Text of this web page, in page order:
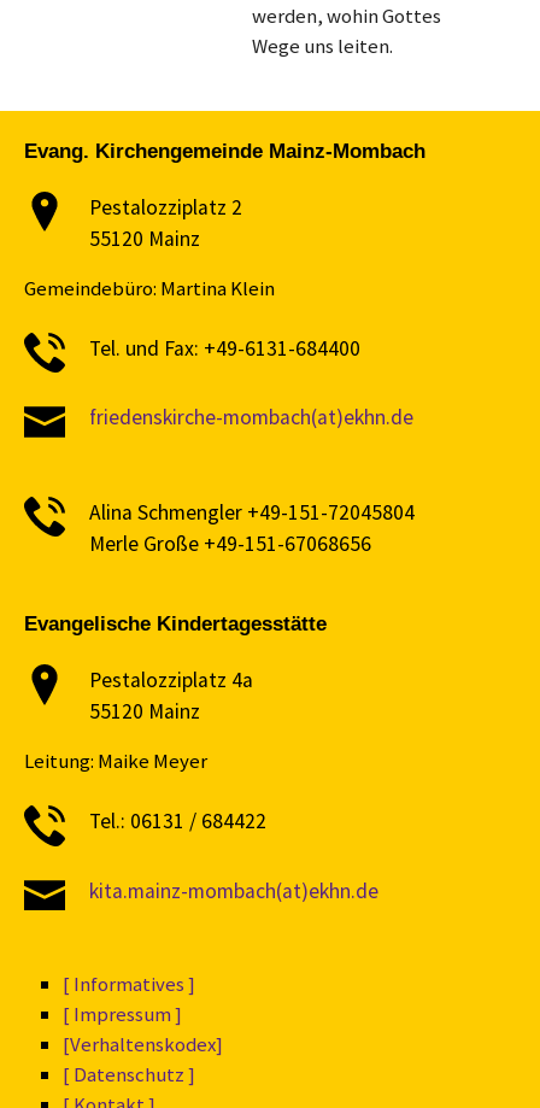
werden, wohin Gottes
Wege uns leiten.
Evang. Kirchengemeinde Mainz-Mombach
Pestalozziplatz 2
55120 Mainz
Gemeindebüro: Martina Klein
Tel. und Fax: +49-6131-684400
friedenskirche-mombach(at)ekhn.de
Alina Schmengler +49-151-72045804
Merle Große +49-151-67068656
Evangelische Kindertagesstätte
Pestalozziplatz 4a
55120 Mainz
Leitung: Maike Meyer
Tel.: 06131 / 684422
kita.mainz-mombach(at)ekhn.de
[ Informatives ]
[ Impressum ]
[Verhaltenskodex]
[ Datenschutz ]